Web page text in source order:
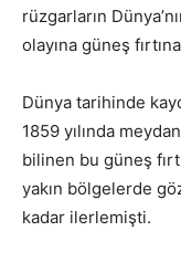
rüzgarların
olayına güneş
Dünya tarihinde
1859 yılında
bilinen bu güneş
yakın bölgelerde
kadar ilerlemişti.